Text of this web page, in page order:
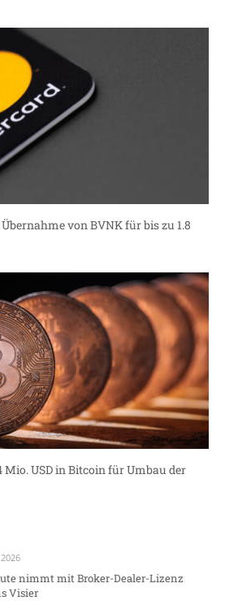
von BVNK für bis zu 1.8
USD in Bitcoin für Umbau der
nimmt mit Broker-Dealer-Lizenz
Visier